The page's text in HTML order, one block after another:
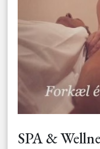
Indløs gavekort. Gavekortkode
GÅ
Annullering eller ombooking skal
SPA &